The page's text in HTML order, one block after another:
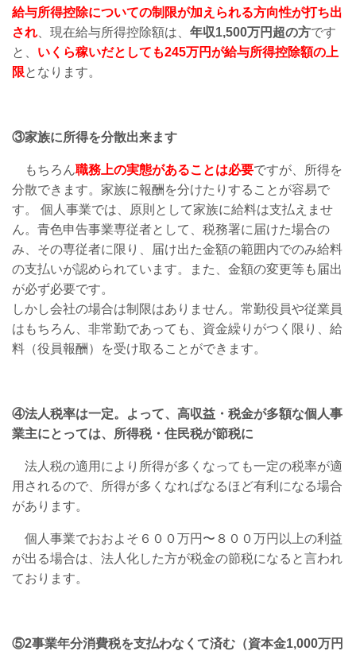
給与所得控除についての制限が加えられる方向性が打ち出
され 、現在給与所得控除額は、 年収1,500万円超の方です
と、 いくら稼いだとしても245万円が給与所得控除額の上
限となります。
③家族に所得を分散出来ます
もちろん職務上の実態があることは必要ですが、所得を
分散できます。家族に報酬を分けたりすることが容易で
す。 個人事業では、原則として家族に給料は支払えませ
ん。青色申告事業専従者として、税務署に届けた場合の
み、その専従者に限り、届け出た金額の範囲内でのみ給料
の支払いが認められています。また、金額の変更等も届出
が必ず必要です。
しかし会社の場合は制限はありません。常勤役員や従業員
はもちろん、非常勤であっても、資金繰りがつく限り、給
料（役員報酬）を受け取ることができます。
④法人税率は一定。よって、高収益・税金が多額な個人事
業主にとっては、所得税・住民税が節税に
法人税の適用により所得が多くなっても一定の税率が適
用されるので、所得が多くなればなるほど有利になる場合
があります。
個人事業でおおよそ６００万円〜８００万円以上の利益
が出る場合は、法人化した方が税金の節税になると言われ
ております。
⑤2事業年分消費税を支払わなくて済む（資本金1,000万円